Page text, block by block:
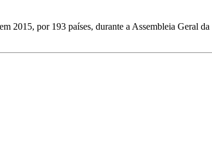
2015, por 193 países, durante a Assembleia Geral